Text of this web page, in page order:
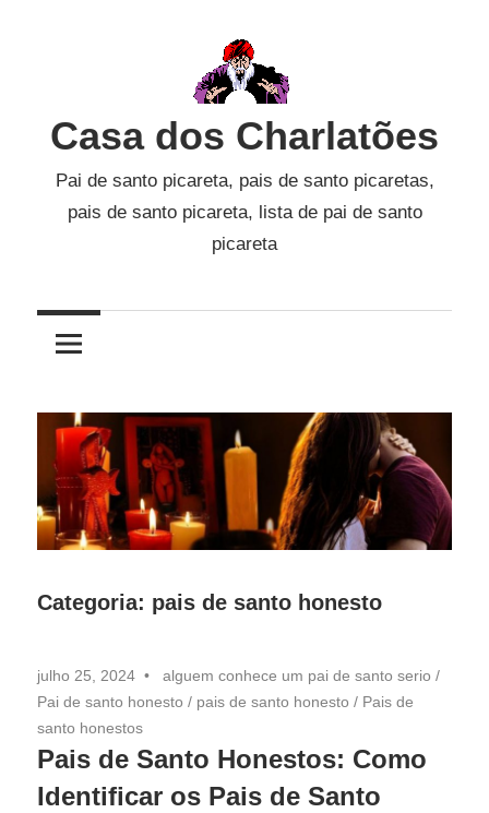
Casa dos Charlatões
Pai de santo picareta, pais de santo picaretas,
pais de santo picareta, lista de pai de santo
picareta
Categoria: pais de santo honesto
julho 25, 2024 alguem conhece um pai de santo serio /
Pai de santo honesto / pais de santo honesto / Pais de
santo honestos
Pais de Santo Honestos: Como
Identificar os Pais de Santo